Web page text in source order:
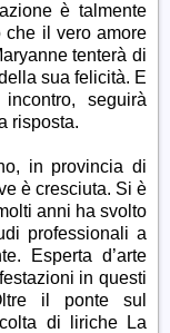
è talmente
che il vero amore
tenterà di
sua felicità. E
seguirà
risposta.
in provincia di
è cresciuta. Si è
anni ha svolto
professionali a
Esperta d’arte
in questi
il ponte sul
di liriche La